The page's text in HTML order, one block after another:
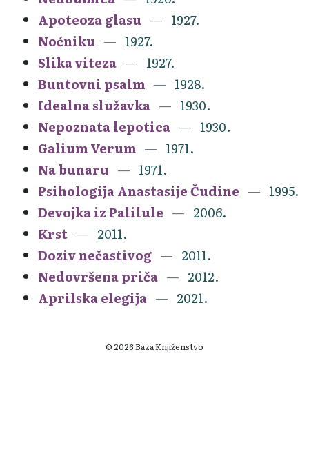
Apoteoza glasu
1927.
Noćniku
1927.
Slika viteza
1927.
Buntovni psalm
1928.
Idealna služavka
1930.
Nepoznata lepotica
1930.
Galium Verum
1971.
Na bunaru
1971.
Psihologija Anastasije Čudine
1995.
Devojka iz Palilule
2006.
Krst
2011.
Doziv nečastivog
2011.
Nedovršena priča
2012.
Aprilska elegija
2021.
© 2026 Baza Knjiženstvo